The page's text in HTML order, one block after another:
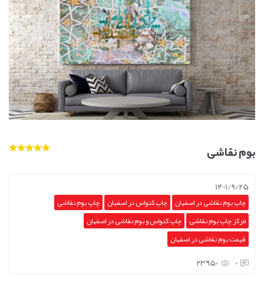
بوم نقاشی
1401/9/25
چاپ بوم نقاشی در اصفهان چاپ کنواس در اصفهان چاپ بوم نقاشی
مرکز چاپ بوم نقاشی چاپ کنواس و بوم نقاشی در اصفهان
قیمت بوم نقاشی در اصفهان
0
23950